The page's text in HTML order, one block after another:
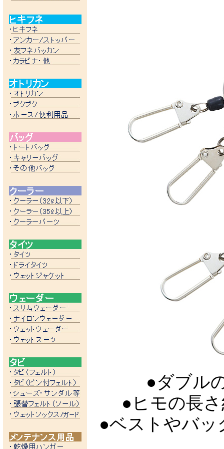
●ダブル
●ヒモの長
●ベストやバッ